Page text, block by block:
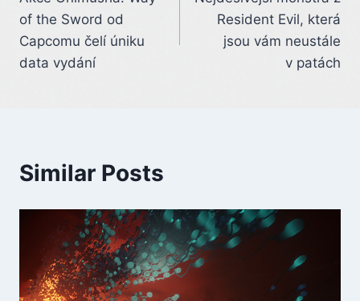
navigation
of the Sword od
Capcomu čelí úniku
data vydání
Resident Evil, která
jsou vám neustále
v patách
Similar Posts